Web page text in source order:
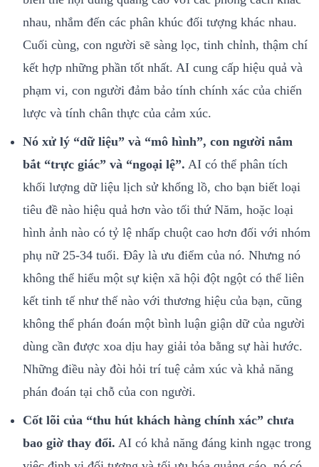
nhau, nhắm đến các phân khúc đối tượng khác nhau.
Cuối cùng, con người sẽ sàng lọc, tinh chỉnh, thậm chí
kết hợp những phần tốt nhất. AI cung cấp hiệu quả và
phạm vi, con người đảm bảo tính chính xác của chiến
lược và tính chân thực của cảm xúc.
Nó xử lý “dữ liệu” và “mô hình”, con người nắm
bắt “trực giác” và “ngoại lệ”. AI có thể phân tích
khối lượng dữ liệu lịch sử khổng lồ, cho bạn biết loại
tiêu đề nào hiệu quả hơn vào tối thứ Năm, hoặc loại
hình ảnh nào có tỷ lệ nhấp chuột cao hơn đối với nhóm
phụ nữ 25-34 tuổi. Đây là ưu điểm của nó. Nhưng nó
không thể hiểu một sự kiện xã hội đột ngột có thể liên
kết tinh tế như thế nào với thương hiệu của bạn, cũng
không thể phán đoán một bình luận giận dữ của người
dùng cần được xoa dịu hay giải tỏa bằng sự hài hước.
Những điều này đòi hỏi trí tuệ cảm xúc và khả năng
phán đoán tại chỗ của con người.
Cốt lõi của “thu hút khách hàng chính xác” chưa
bao giờ thay đổi. AI có khả năng đáng kinh ngạc trong